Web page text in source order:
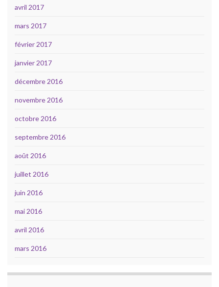
avril 2017
mars 2017
février 2017
janvier 2017
décembre 2016
novembre 2016
octobre 2016
septembre 2016
août 2016
juillet 2016
juin 2016
mai 2016
avril 2016
mars 2016